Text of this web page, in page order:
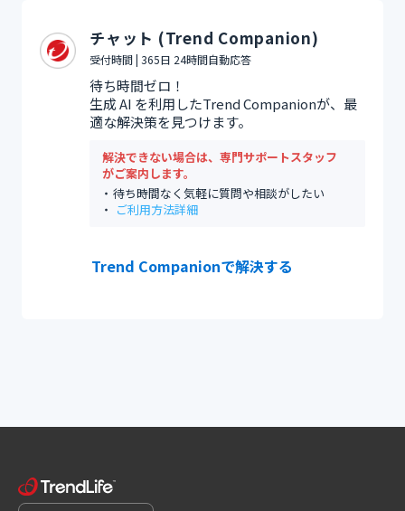
チャット (Trend Companion)
受付時間 | 365日 24時間自動応答
待ち時間ゼロ！
生成 AI を利用したTrend Companionが、最
適な解決策を見つけます。
解決できない場合は、専門サポートスタッフ
がご案内します。
待ち時間なく気軽に質問や相談がしたい
ご利用方法詳細
Trend Companionで解決する